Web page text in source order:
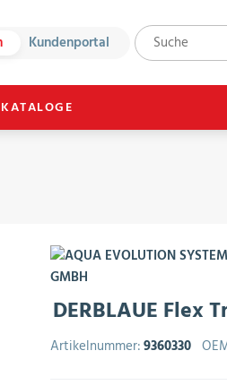
Kundenportal
DERBLAUE Flex
Artikelnummer:9360330